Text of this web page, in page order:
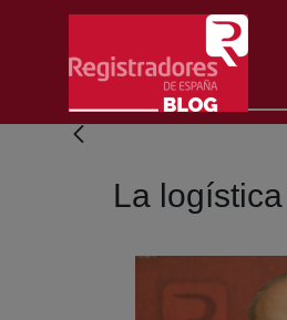
Skip to Main Content
La